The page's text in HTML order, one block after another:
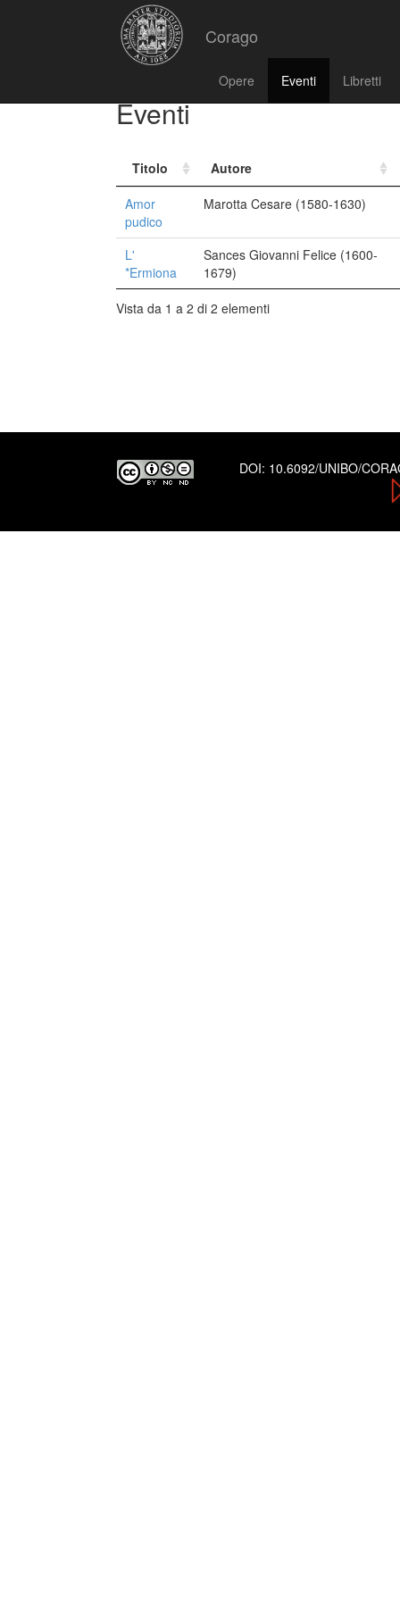
Corago
Opere Eventi Libretti
Eventi
Titolo
Autore
Amor
pudico
Marotta Cesare (1580-1630)
L'
*Ermiona
Sances Giovanni Felice (1600-
1679)
Vista da 1 a 2 di 2 elementi
DOI: 10.6092/UNIBO/